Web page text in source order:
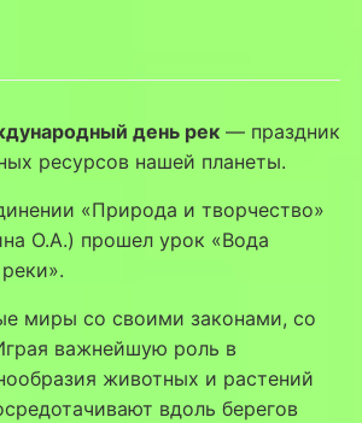
день рек— праздник
ресурсов нашей планеты.
«Природа и творчество»
О.А.) прошел урок «Вода
миры со своими законами, со
важнейшую роль в
животных и растений
вдоль берегов